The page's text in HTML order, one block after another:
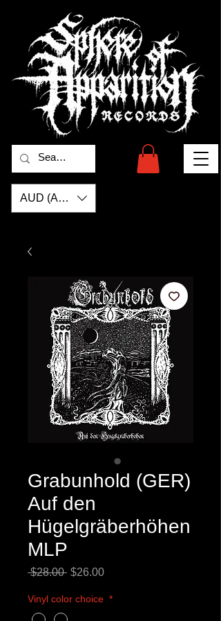
AUD (AU$)
Grabunhold (GER)
Auf den
Hügelgräberhöhen
MLP
$28.00 Regular
$26.00Sale
Vinyl color choice *